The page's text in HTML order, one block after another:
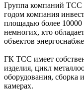
Группа компаний ТСС
годом компания
площадью более
немногих, кто
объектов
ГК ТСС имеет
изделия, цикл
оборудования, сборка
камерах.